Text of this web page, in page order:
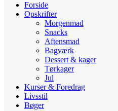
Forside
Opskrifter
Morgenmad
Snacks
Aftensmad
Bagværk
Dessert & kager
Tørkager
Jul
Kurser & Foredrag
Livsstil
Bøger